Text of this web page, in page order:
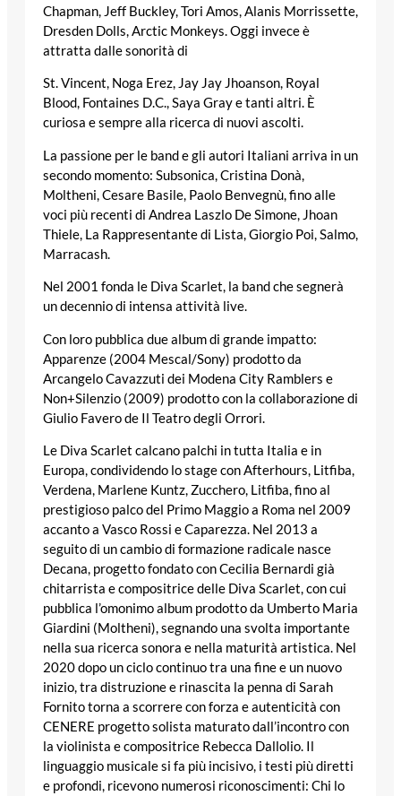
Chapman, Jeff Buckley, Tori Amos, Alanis Morrissette,
Dresden Dolls, Arctic Monkeys. Oggi invece è
attratta dalle sonorità di
St. Vincent, Noga Erez, Jay Jay Jhoanson, Royal
Blood, Fontaines D.C., Saya Gray e tanti altri. È
curiosa e sempre alla ricerca di nuovi ascolti.
La passione per le band e gli autori Italiani arriva in un
secondo momento: Subsonica, Cristina Donà,
Moltheni, Cesare Basile, Paolo Benvegnù, fino alle
voci più recenti di Andrea Laszlo De Simone, Jhoan
Thiele, La Rappresentante di Lista, Giorgio Poi, Salmo,
Marracash.
Nel 2001 fonda le Diva Scarlet, la band che segnerà
un decennio di intensa attività live.
Con loro pubblica due album di grande impatto:
Apparenze (2004 Mescal/Sony) prodotto da
Arcangelo Cavazzuti dei Modena City Ramblers e
Non+Silenzio (2009) prodotto con la collaborazione di
Giulio Favero de Il Teatro degli Orrori.
Le Diva Scarlet calcano palchi in tutta Italia e in
Europa, condividendo lo stage con Afterhours, Litfiba,
Verdena, Marlene Kuntz, Zucchero, Litfiba, fino al
prestigioso palco del Primo Maggio a Roma nel 2009
accanto a Vasco Rossi e Caparezza. Nel 2013 a
seguito di un cambio di formazione radicale nasce
Decana, progetto fondato con Cecilia Bernardi già
chitarrista e compositrice delle Diva Scarlet, con cui
pubblica l’omonimo album prodotto da Umberto Maria
Giardini (Moltheni), segnando una svolta importante
nella sua ricerca sonora e nella maturità artistica. Nel
2020 dopo un ciclo continuo tra una fine e un nuovo
inizio, tra distruzione e rinascita la penna di Sarah
Fornito torna a scorrere con forza e autenticità con
CENERE progetto solista maturato dall’incontro con
la violinista e compositrice Rebecca Dallolio. Il
linguaggio musicale si fa più incisivo, i testi più diretti
e profondi, ricevono numerosi riconoscimenti: Chi lo